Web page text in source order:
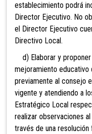
establecimiento podrá
Director Ejecutivo. No
el Director Ejecutivo
Directivo Local.
d) Elaborar y
mejoramiento educativo
previamente al consejo
vigente y atendiendo a
Estratégico Local
realizar observaciones
través de una resolución